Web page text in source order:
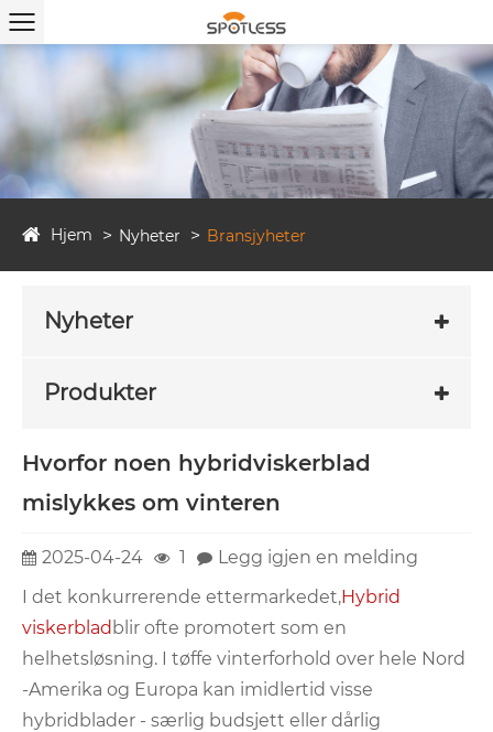
Hjem Nyheter Bransjyheter
Nyheter
Produkter
Hvorfor noen hybridviskerblad
mislykkes om vinteren
2025-04-24 1
Legg igjen en melding
I det konkurrerende ettermarkedet,Hybrid
viskerblad blir ofte promotert som en
helhetsløsning. I tøffe vinterforhold over hele Nord
-Amerika og Europa kan imidlertid visse
hybridblader - særlig budsjett eller dårlig